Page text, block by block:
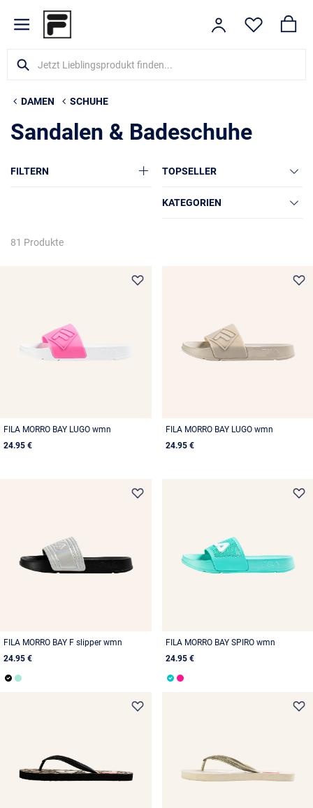
DAMEN SCHUHE
Sandalen & Badeschuhe
FILTERN TOPSELLER
KATEGORIEN
81 Produkte
FILA MORRO BAY LUGO wmn
24.95 €
FILA MORRO BAY LUGO wmn
24.95 €
FILA MORRO BAY F slipper wmn
24.95 €
FILA MORRO BAY SPIRO wmn
24.95 €